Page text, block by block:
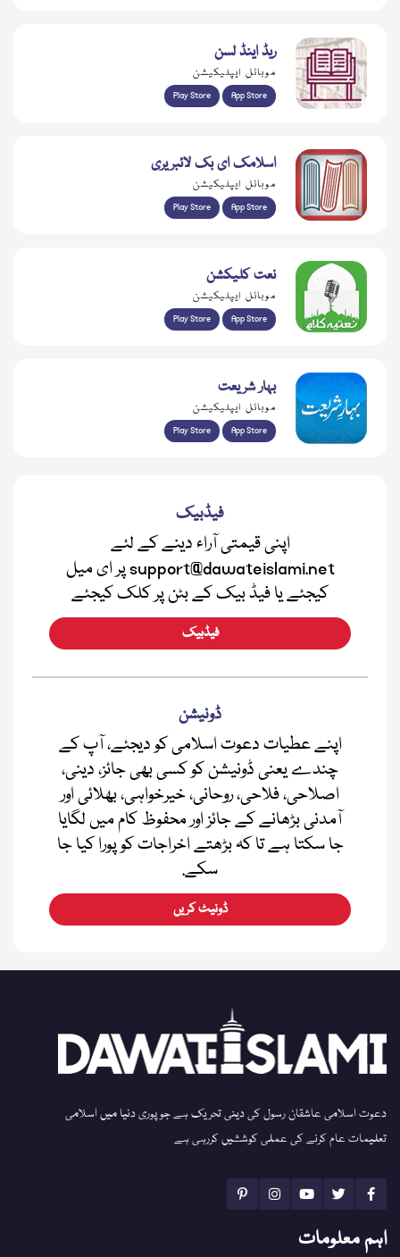
ریڈ اینڈ لسن
موبائل ایپلیکیشن
Play Store App Store
اسلامک ای بک لائبریری
موبائل ایپلیکیشن
Play Store App Store
نعت کلیکشن
موبائل ایپلیکیشن
Play Store App Store
بہار شریعت
موبائل ایپلیکیشن
Play Store App Store
فیڈبیک
اپنی قیمتی آراء دینے کے لئے
support@dawateislami.net پر ای میل
کیجئے یا فیڈ بیک کے بٹن پر کلک کیجئے
فیڈبیک
ڈونیشن
اپنے عطیات دعوت اسلامی کو دیجئے، آپ کے
چندے یعنی ڈونیشن کو کسی بھی جائز، دینی،
اصلاحی، فلاحی، روحانی، خیرخواہی، بھلائی اور
آمدنی بڑھانے کے جائز اور محفوظ کام میں لگایا
جا سکتا ہے تا کہ بڑھتے اخراجات کو پورا کیا جا
سکے.
ڈونیٹ کریں
دعوت اسلامی عاشقان رسول کی دینی تحریک ہے جو پوری دنیا میں اسلامی
تعلیمات عام کرنے کی عملی کوششیں کررہی ہے
اہم معلومات